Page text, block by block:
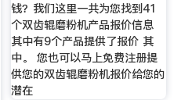
钱？我们这里一共为您找到41
个双齿辊磨粉机产品报价信息
其中有9个产品提供了报价 其
中。 您也可以马上免费注册提
供您的双齿辊磨粉机报价给您的
潜在